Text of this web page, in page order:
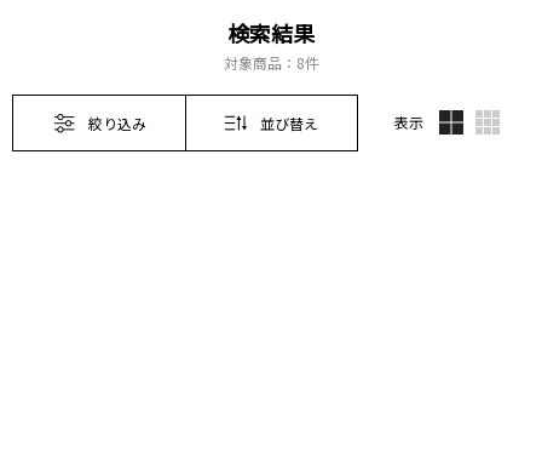
検索結果
対象商品： 8件
絞り込み 並び替え 表示